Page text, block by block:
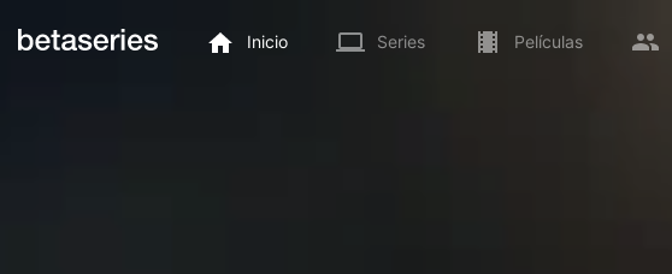
Inicio Series Películas